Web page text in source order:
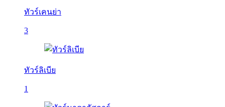
ทัวร์เคนย่า
3
ทัวร์ลิเบีย
1